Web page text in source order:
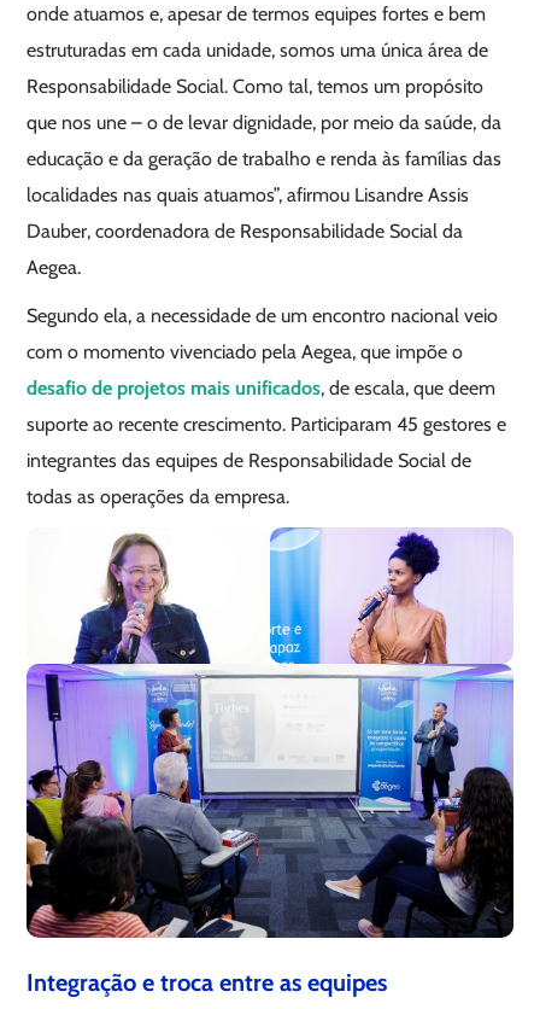
onde atuamos e, apesar de termos equipes fortes e bem
estruturadas em cada unidade, somos uma única área de
Responsabilidade Social. Como tal, temos um propósito
que nos une – o de levar dignidade, por meio da saúde, da
educação e da geração de trabalho e renda às famílias das
localidades nas quais atuamos”, afirmou Lisandre Assis
Dauber, coordenadora de Responsabilidade Social da
Aegea.
Segundo ela, a necessidade de um encontro nacional veio
com o momento vivenciado pela Aegea, que impõe o
desafio de projetos mais unificados, de escala, que deem
suporte ao recente crescimento. Participaram 45 gestores e
integrantes das equipes de Responsabilidade Social de
todas as operações da empresa.
Integração e troca entre as equipes